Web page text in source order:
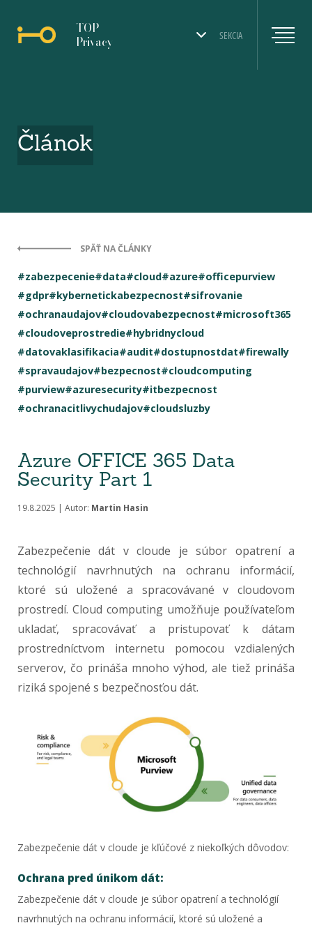
SEKCIA
TOP
Privacy
Článok
SPÄŤ NA ČLÁNKY
#zabezpecenie#data#cloud#azure#officepurview
#gdpr#kybernetickabezpecnost#sifrovanie
#ochranaudajov#cloudovabezpecnost#microsoft365
#cloudoveprostredie#hybridnycloud
#datovaklasifikacia#audit#dostupnostdat#firewally
#spravaudajov#bezpecnost#cloudcomputing
#purview#azuresecurity#itbezpecnost
#ochranacitlivychudajov#cloudsluzby
Azure OFFICE 365 Data
Security Part 1
19.8.2025 | Autor: Martin Hasin
Zabezpečenie dát v cloude je súbor opatrení a
technológií navrhnutých na ochranu informácií,
ktoré sú uložené a spracovávané v cloudovom
prostredí. Cloud computing umožňuje používateľom
ukladať, spracovávať a pristupovať k dátam
prostredníctvom internetu pomocou vzdialených
serverov, čo prináša mnoho výhod, ale tiež prináša
riziká spojené s bezpečnosťou dát.
Zabezpečenie dát v cloude je kľúčové z niekoľkých dôvodov:
Ochrana pred únikom dát:
Zabezpečenie dát v cloude je súbor opatrení a technológií
navrhnutých na ochranu informácií, ktoré sú uložené a